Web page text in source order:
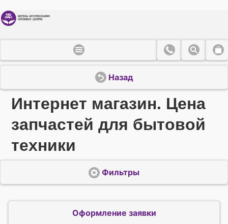
Назад
Интернет магазин. Цена
запчастей для бытовой
техники
Фильтры
Оформление заявки